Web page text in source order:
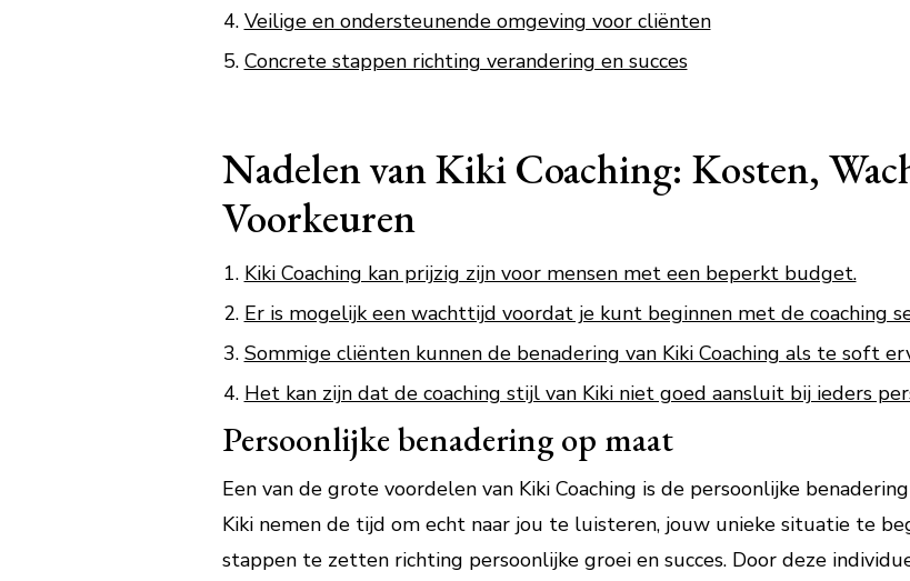
Veilige en ondersteunende omgeving voor cliënten
Concrete stappen richting verandering en succes
Nadelen van Kiki Coaching: Kosten,
Voorkeuren
Kiki Coaching kan prijzig zijn voor mensen met een beperkt budget.
Er is mogelijk een wachttijd voordat je kunt beginnen met de coaching
Sommige cliënten kunnen de benadering van Kiki Coaching als te soft
Het kan zijn dat de coaching stijl van Kiki niet goed aansluit bij ieders
Persoonlijke benadering op maat
Een van de grote voordelen van Kiki Coaching is de persoonlijke
Kiki nemen de tijd om echt naar jou te luisteren, jouw unieke situatie te
stappen te zetten richting persoonlijke groei en succes. Door deze